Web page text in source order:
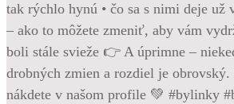
tak rýchlo hynú • čo sa s nimi deje už
– ako to môžete zmeniť, aby vám
boli stále svieže 👉 A úprimne –
drobných zmien a rozdiel je
nákdete v našom profile 💚 #bylinky